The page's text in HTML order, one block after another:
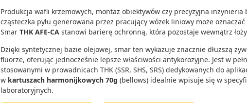
Produkcja wafli krzemowych, montaż obiektywów czy precyzyjna
cząsteczka pyłu generowana przez pracujący wózek liniowy może
Smar THK AFE-CA stanowi barierę ochronną, która pozostaje wewnątrz
Dzięki syntetycznej bazie olejowej, smar ten wykazuje znacznie dłuższą
fluorze, oferując jednocześnie lepsze właściwości antykorozyjne. Jest w
stosowanymi w prowadnicach THK (SSR, SHS, SRS) dedykowanych do
w kartuszach harmonijkowych 70g (bellows) idealnie wpisuje się w
laboratoryjnych.